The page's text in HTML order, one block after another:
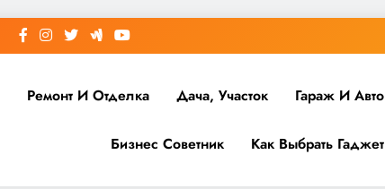
Ремонт И Отделка Дача, Участок Гараж И Авто
Бизнес Советник Как Выбрать Гаджет